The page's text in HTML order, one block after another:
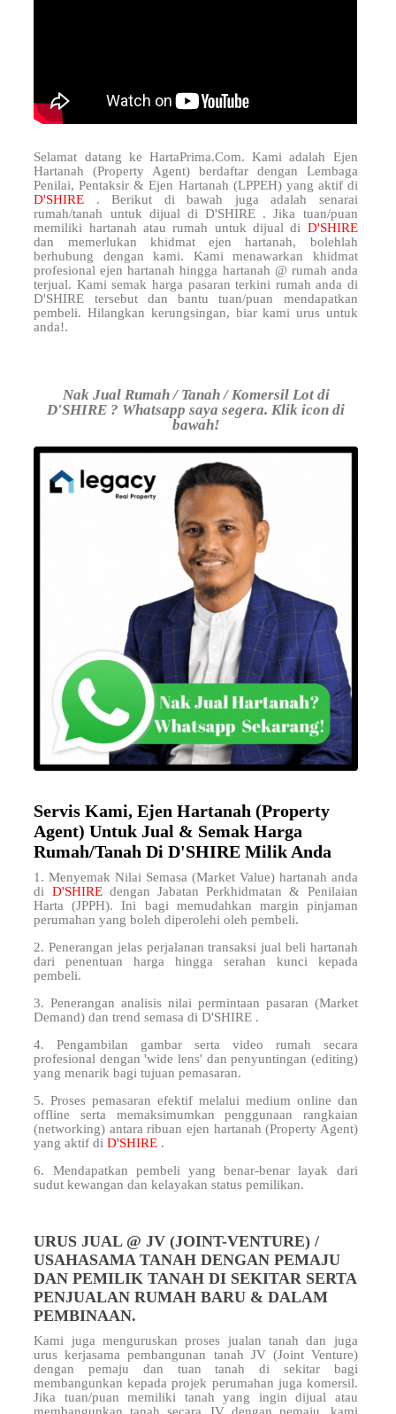
Selamat datang ke HartaPrima.Com. Kami adalah Ejen
Hartanah (Property Agent) berdaftar dengan Lembaga
Penilai, Pentaksir & Ejen Hartanah (LPPEH) yang aktif di
D'SHIRE . Berikut di bawah juga adalah senarai
rumah/tanah untuk dijual di D'SHIRE . Jika tuan/puan
memiliki hartanah atau rumah untuk dijual di D'SHIRE
dan memerlukan khidmat ejen hartanah, bolehlah
berhubung dengan kami. Kami menawarkan khidmat
profesional ejen hartanah hingga hartanah @ rumah anda
terjual. Kami semak harga pasaran terkini rumah anda di
D'SHIRE tersebut dan bantu tuan/puan mendapatkan
pembeli. Hilangkan kerungsingan, biar kami urus untuk
anda!.
Nak Jual Rumah / Tanah / Komersil Lot di
D'SHIRE ? Whatsapp saya segera. Klik icon di
bawah!
Servis Kami, Ejen Hartanah (Property
Agent) Untuk Jual & Semak Harga
Rumah/Tanah Di D'SHIRE Milik Anda
1. Menyemak Nilai Semasa (Market Value) hartanah anda
di D'SHIRE dengan Jabatan Perkhidmatan & Penilaian
Harta (JPPH). Ini bagi memudahkan margin pinjaman
perumahan yang boleh diperolehi oleh pembeli.
2. Penerangan jelas perjalanan transaksi jual beli hartanah
dari penentuan harga hingga serahan kunci kepada
pembeli.
3. Penerangan analisis nilai permintaan pasaran (Market
Demand) dan trend semasa di D'SHIRE .
4. Pengambilan gambar serta video rumah secara
profesional dengan 'wide lens' dan penyuntingan (editing)
yang menarik bagi tujuan pemasaran.
5. Proses pemasaran efektif melalui medium online dan
offline serta memaksimumkan penggunaan rangkaian
(networking) antara ribuan ejen hartanah (Property Agent)
yang aktif diD'SHIRE .
6. Mendapatkan pembeli yang benar-benar layak dari
sudut kewangan dan kelayakan status pemilikan.
URUS JUAL @ JV (JOINT-VENTURE) /
USAHASAMA TANAH DENGAN PEMAJU
DAN PEMILIK TANAH DI SEKITAR SERTA
PENJUALAN RUMAH BARU & DALAM
PEMBINAAN.
Kami juga menguruskan proses jualan tanah dan juga
urus kerjasama pembangunan tanah JV (Joint Venture)
dengan pemaju dan tuan tanah di sekitar bagi
membangunkan kepada projek perumahan juga komersil.
Jika tuan/puan memiliki tanah yang ingin dijual atau